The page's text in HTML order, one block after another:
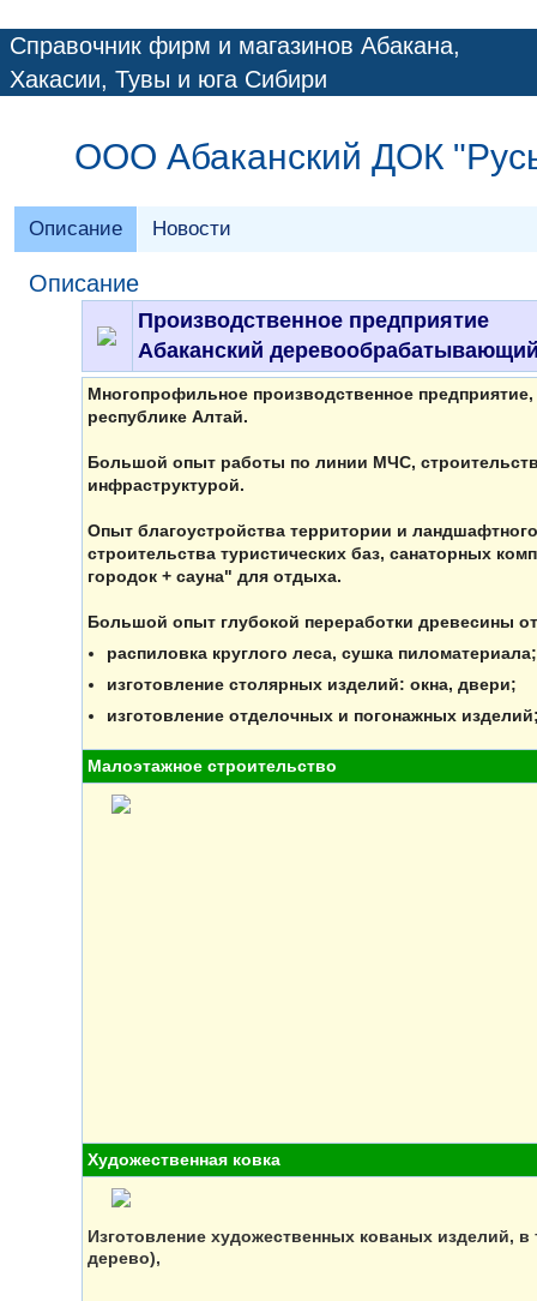
Справочник фирм и магазинов Абакана,
Хакасии, Тувы и юга Сибири
ООО Абаканский ДОК
Описание Новости
Описание
Производственное предприятие
Абаканский
Многопрофильное производственное
республике Алтай.
Большой опыт работы по линии МЧС,
инфраструктурой.
Опыт благоустройства территории и
строительства туристических баз, санаторных
городок + сауна" для отдыха.
Большой опыт глубокой переработки древесины
распиловка круглого леса, сушка пиломатериала;
изготовление столярных изделий: окна, двери;
изготовление отделочных и погонажных
Малоэтажное строительство
Художественная ковка
Изготовление художественных кованых изделий,
дерево),